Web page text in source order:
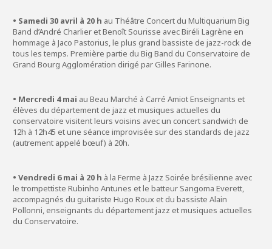
• Samedi 30 avril à 20 h au Théâtre Concert du Multiquarium Big
Band d’André Charlier et Benoît Sourisse avec Biréli Lagrène en
hommage à Jaco Pastorius, le plus grand bassiste de jazz-rock de
tous les temps. Première partie du Big Band du Conservatoire de
Grand Bourg Agglomération dirigé par Gilles Farinone.
• Mercredi 4 mai au Beau Marché à Carré Amiot Enseignants et
élèves du département de jazz et musiques actuelles du
conservatoire visitent leurs voisins avec un concert sandwich de
12h à 12h45 et une séance improvisée sur des standards de jazz
(autrement appelé bœuf) à 20h.
• Vendredi 6 mai à 20 h à la Ferme à Jazz Soirée brésilienne avec
le trompettiste Rubinho Antunes et le batteur Sangoma Everett,
accompagnés du guitariste Hugo Roux et du bassiste Alain
Pollonni, enseignants du département jazz et musiques actuelles
du Conservatoire.